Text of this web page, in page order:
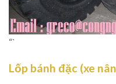
“`
Lốp bánh đặc (xe